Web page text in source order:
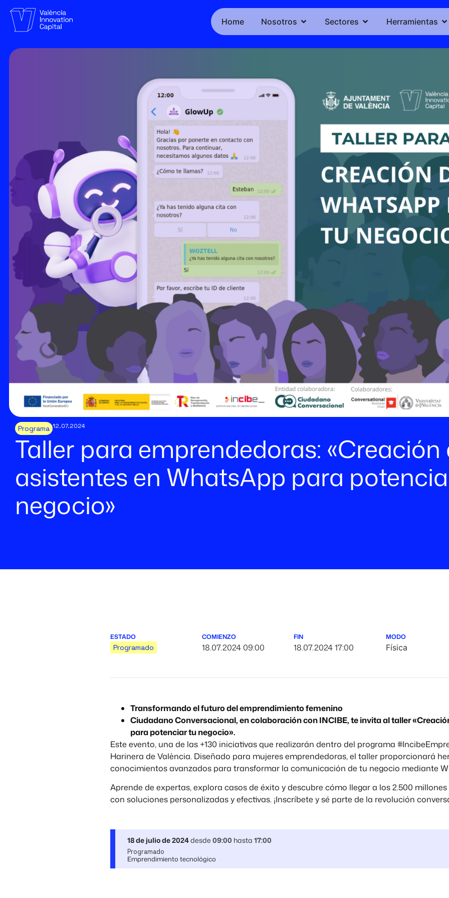
Home Nosotros Sectores Herramientas
Programa 12.07.2024
Taller para emprendedoras: «Creación
asistentes en WhatsApp para
negocio»
ESTADO
Programado
COMIENZO
18.07.2024 09:00
FIN
18.07.2024 17:00
MODO
Física
Transformando el futuro del emprendimiento femenino
Ciudadano Conversacional, en colaboración con INCIBE, te invita al taller
para potenciar tu negocio».
Este evento, una de las +130 iniciativas que realizarán dentro del programa
Harinera de València. Diseñado para mujeres emprendedoras, el taller proporcionará
conocimientos avanzados para transformar la comunicación de tu negocio mediante
Aprende de expertas, explora casos de éxito y descubre cómo llegar a los 2.500
con soluciones personalizadas y efectivas. ¡Inscríbete y sé parte de la revolución
18 de julio de 2024desde 09:00 hasta 17:00
Programado
Emprendimiento tecnológico